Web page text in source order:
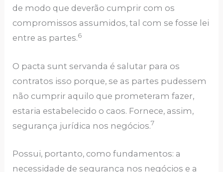
de modo que deverão cumprir com os
compromissos assumidos, tal com se fosse lei
entre as partes.6
O pacta sunt servanda é salutar para os
contratos isso porque, se as partes pudessem
não cumprir aquilo que prometeram fazer,
estaria estabelecido o caos. Fornece, assim,
segurança jurídica nos negócios.7
Possui, portanto, como fundamentos: a
necessidade de segurança nos negócios e a